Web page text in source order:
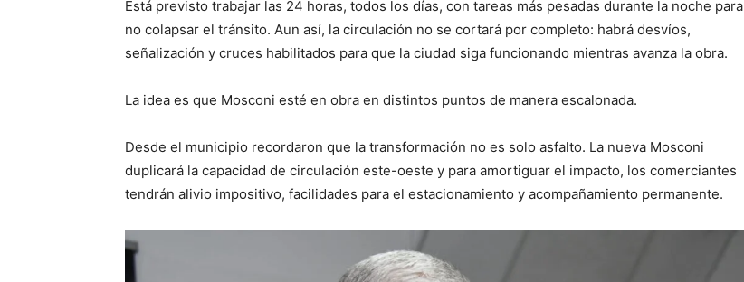
Está previsto trabajar las 24 horas, todos los días, con tareas más pesadas durante la noche para
no colapsar el tránsito. Aun así, la circulación no se cortará por completo: habrá desvíos,
señalización y cruces habilitados para que la ciudad siga funcionando mientras avanza la obra.
La idea es que Mosconi esté en obra en distintos puntos de manera escalonada.
Desde el municipio recordaron que la transformación no es solo asfalto. La nueva Mosconi
duplicará la capacidad de circulación este-oeste y para amortiguar el impacto, los comerciantes
tendrán alivio impositivo, facilidades para el estacionamiento y acompañamiento permanente.